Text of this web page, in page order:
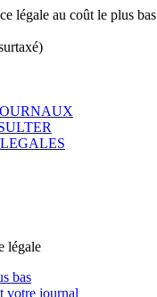
légale au coût le plus bas
légale
bas
votre journal